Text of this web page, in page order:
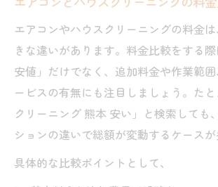
エアコンやハウスクリーニングの料金
きな違いがあります。料金比較をする
安値」だけでなく、追加料金や作業範
ービスの有無にも注目しましょう。た
クリーニング 熊本 安い」と検索しても
ションの違いで総額が変動するケースが
具体的な比較ポイントとして、